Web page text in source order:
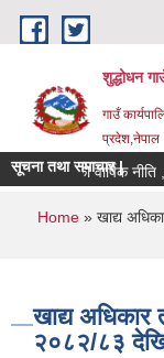
Skip to main content
शुद्धोधन
गाउँ
प्रदेश,नेपाल
सूचना तथा समाचार |
८४ को वार्षिक नीति
You are
Home» खाद्य
खाद्य अधिकार
२०८२/८३